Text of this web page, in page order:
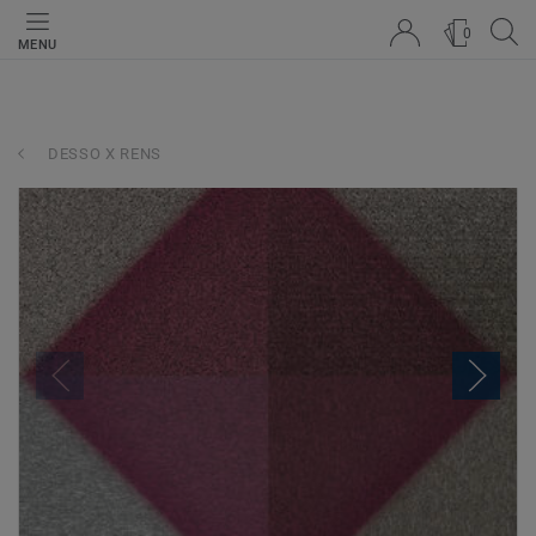
MENU
0
DESSO X RENS